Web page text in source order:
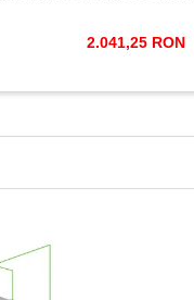
2.041,25 RON